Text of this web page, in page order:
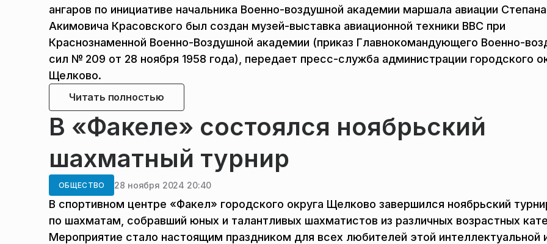
ангаров по инициативе начальника Военно-воздушной академии маршала авиации Степана
Акимовича Красовского был создан музей-выставка авиационной техники ВВС при
Краснознаменной Военно-Воздушной академии (приказ Главнокомандующего Военно-
сил № 209 от 28 ноября 1958 года), передает пресс-служба администрации городского
Щелково.
Читать полностью
В «Факеле» состоялся ноябрьский
шахматный турнир
ОБЩЕСТВО 28 ноября 2024 20:40
В спортивном центре «Факел» городского округа Щелково завершился ноябрьский
по шахматам, собравший юных и талантливых шахматистов из различных возрастных
Мероприятие стало настоящим праздником для всех любителей этой интеллектуальной